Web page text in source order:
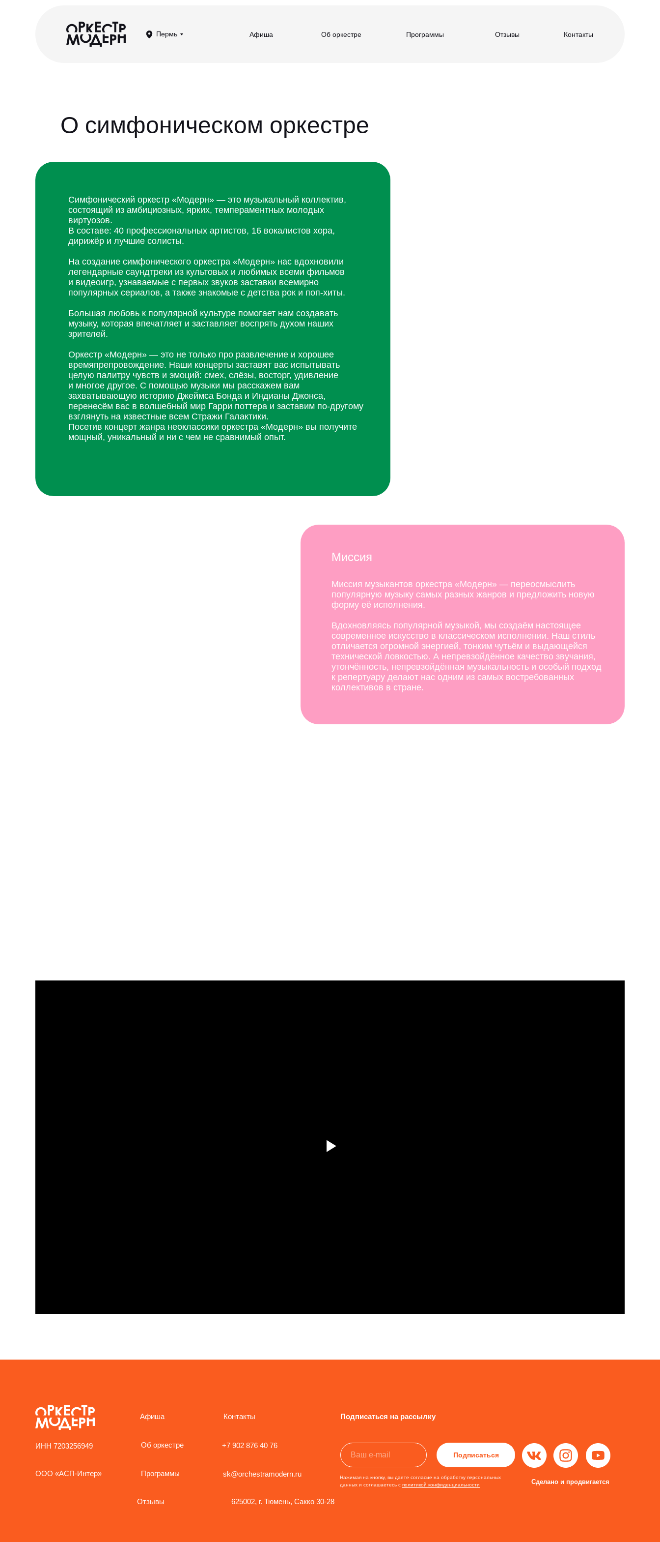
Пермь Афиша Об оркестре Контакты
Отзывы
Программы
Симфонический оркестр «Модерн» — это музыкальный коллектив,
состоящий из амбициозных, ярких, темпераментных молодых
виртуозов.
В составе: 40 профессиональных артистов, 16 вокалистов хора,
дирижёр и лучшие солисты.
На создание симфонического оркестра «Модерн» нас вдохновили
легендарные саундтреки из культовых и любимых всеми фильмов
и видеоигр, узнаваемые с первых звуков заставки всемирно
популярных сериалов, а также знакомые с детства рок и поп-хиты.
Большая любовь к популярной культуре помогает нам создавать
музыку, которая впечатляет и заставляет воспрять духом наших
зрителей.
Оркестр «Модерн» — это не только про развлечение и хорошее
времяпрепровождение. Наши концерты заставят вас испытывать
целую палитру чувств и эмоций: смех, слёзы, восторг, удивление
и многое другое. С помощью музыки мы расскажем вам
захватывающую историю Джеймса Бонда и Индианы Джонса,
перенесём вас в волшебный мир Гарри поттера и заставим по-другому
взглянуть на известные всем Стражи Галактики.
Посетив концерт жанра неоклассики оркестра «Модерн» вы получите
мощный, уникальный и ни с чем не сравнимый опыт.
Миссия музыкантов оркестра «Модерн» — переосмыслить
популярную музыку самых разных жанров и предложить новую
форму её исполнения.
Вдохновляясь популярной музыкой, мы создаём настоящее
современное искусство в классическом исполнении. Наш стиль
отличается огромной энергией, тонким чутьём и выдающейся
технической ловкостью. А непревзойдённое качество звучания,
утончённость, непревзойдённая музыкальность и особый подход
к репертуару делают нас одним из самых востребованных
коллективов в стране.
Миссия
О симфоническом оркестре
Афиша
Об оркестре
Контакты
ООО «АСП-Интер»
ИНН 7203256949
sk@orchestramodern.ru
+7 902 876 40 76
625002, г. Тюмень, Сакко 30-28
Подписаться
Подписаться на рассылку
Отзывы
Сделано и продвигается
Программы
Нажимая на кнопку, вы даете согласие на обработку персональных
данных и соглашаетесь c политикой конфиденциальности